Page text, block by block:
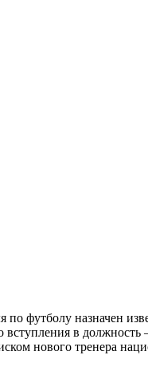
футболу назначен
в должность
нового тренера